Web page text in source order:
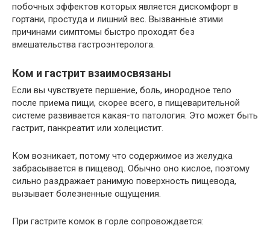
побочных эффектов которых является дискомфорт в
гортани, простуда и лишний вес. Вызванные этими
причинами симптомы быстро проходят без
вмешательства гастроэнтеролога.
Ком и гастрит взаимосвязаны
Если вы чувствуете першение, боль, инородное тело
после приема пищи, скорее всего, в пищеварительной
системе развивается какая-то патология. Это может быть
гастрит, панкреатит или холецистит.
Ком возникает, потому что содержимое из желудка
забрасывается в пищевод. Обычно оно кислое, поэтому
сильно раздражает ранимую поверхность пищевода,
вызывает болезненные ощущения.
При гастрите комок в горле сопровождается: